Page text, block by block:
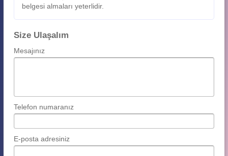
belgesi almaları yeterlidir.
Size Ulaşalım
Mesajınız
Telefon numaranız
E-posta adresiniz